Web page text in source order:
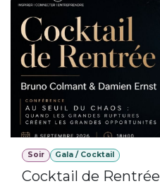
Soir Gala / Cocktail
Cocktail de Rentrée